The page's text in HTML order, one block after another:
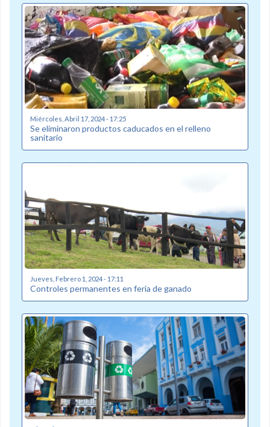
Miércoles, Abril 17, 2024 - 17:25
Se eliminaron productos caducados en el relleno
sanitario
Jueves, Febrero 1, 2024 - 17:11
Controles permanentes en feria de ganado